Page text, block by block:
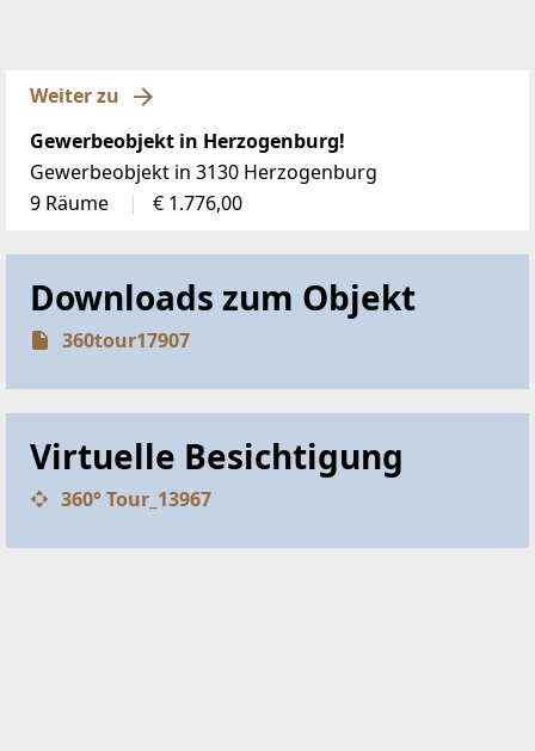
Weiter zu
Gewerbeobjekt in Herzogenburg!
Gewerbeobjekt in 3130 Herzogenburg
9 Räume
€ 1.776,00
Downloads zum Objekt
360tour17907
Virtuelle Besichtigung
360° Tour_13967